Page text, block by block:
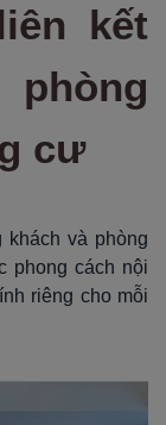
kết
cư
và phòng
phong cách nội
riêng cho mỗi